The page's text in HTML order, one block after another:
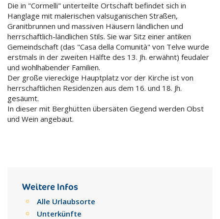
Die in "Cormelli" unterteilte Ortschaft befindet sich in
Hanglage mit malerischen valsuganischen Straßen,
Granitbrunnen und massiven Häusern ländlichen und
herrschaftlich-ländlichen Stils. Sie war Sitz einer antiken
Gemeindschaft (das "Casa della Comunità" von Telve wurde
erstmals in der zweiten Hälfte des 13. Jh. erwähnt) feudaler
und wohlhabender Familien.
Der große viereckige Hauptplatz vor der Kirche ist von
herrschaftlichen Residenzen aus dem 16. und 18. Jh.
gesäumt.
In dieser mit Berghütten übersäten Gegend werden Obst
und Wein angebaut.
Weitere Infos
Alle Urlaubsorte
Unterkünfte